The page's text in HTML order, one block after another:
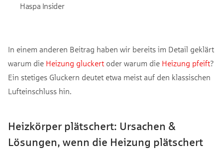
Haspa Insider
In einem anderen Beitrag haben wir bereits im Detail geklärt
warum die Heizung gluckert oder warum die Heizung pfeift?
Ein stetiges Gluckern deutet etwa meist auf den klassischen
Lufteinschluss hin.
Heizkörper plätschert: Ursachen &
Lösungen, wenn die Heizung plätschert